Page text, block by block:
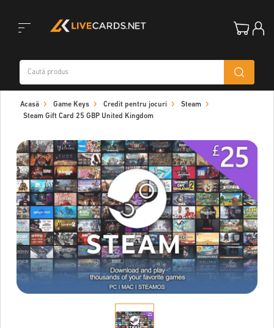
navigation
Acasă Game Keys Credit pentru jocuri
Steam
Steam Gift Card 25 GBP United Kingdom